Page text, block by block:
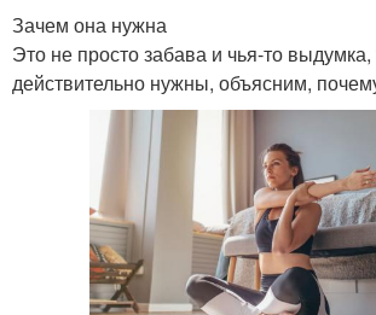
Зачем она нужна
Это не просто забава и чья-то выдумка,
действительно нужны, объясним,